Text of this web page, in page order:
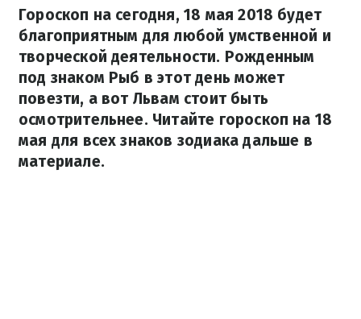
Гороскоп на сегодня, 18 мая 2018 будет
благоприятным для любой умственной и
творческой деятельности. Рожденным
под знаком Рыб в этот день может
повезти, а вот Львам стоит быть
осмотрительнее. Читайте гороскоп на 18
мая для всех знаков зодиака дальше в
материале.